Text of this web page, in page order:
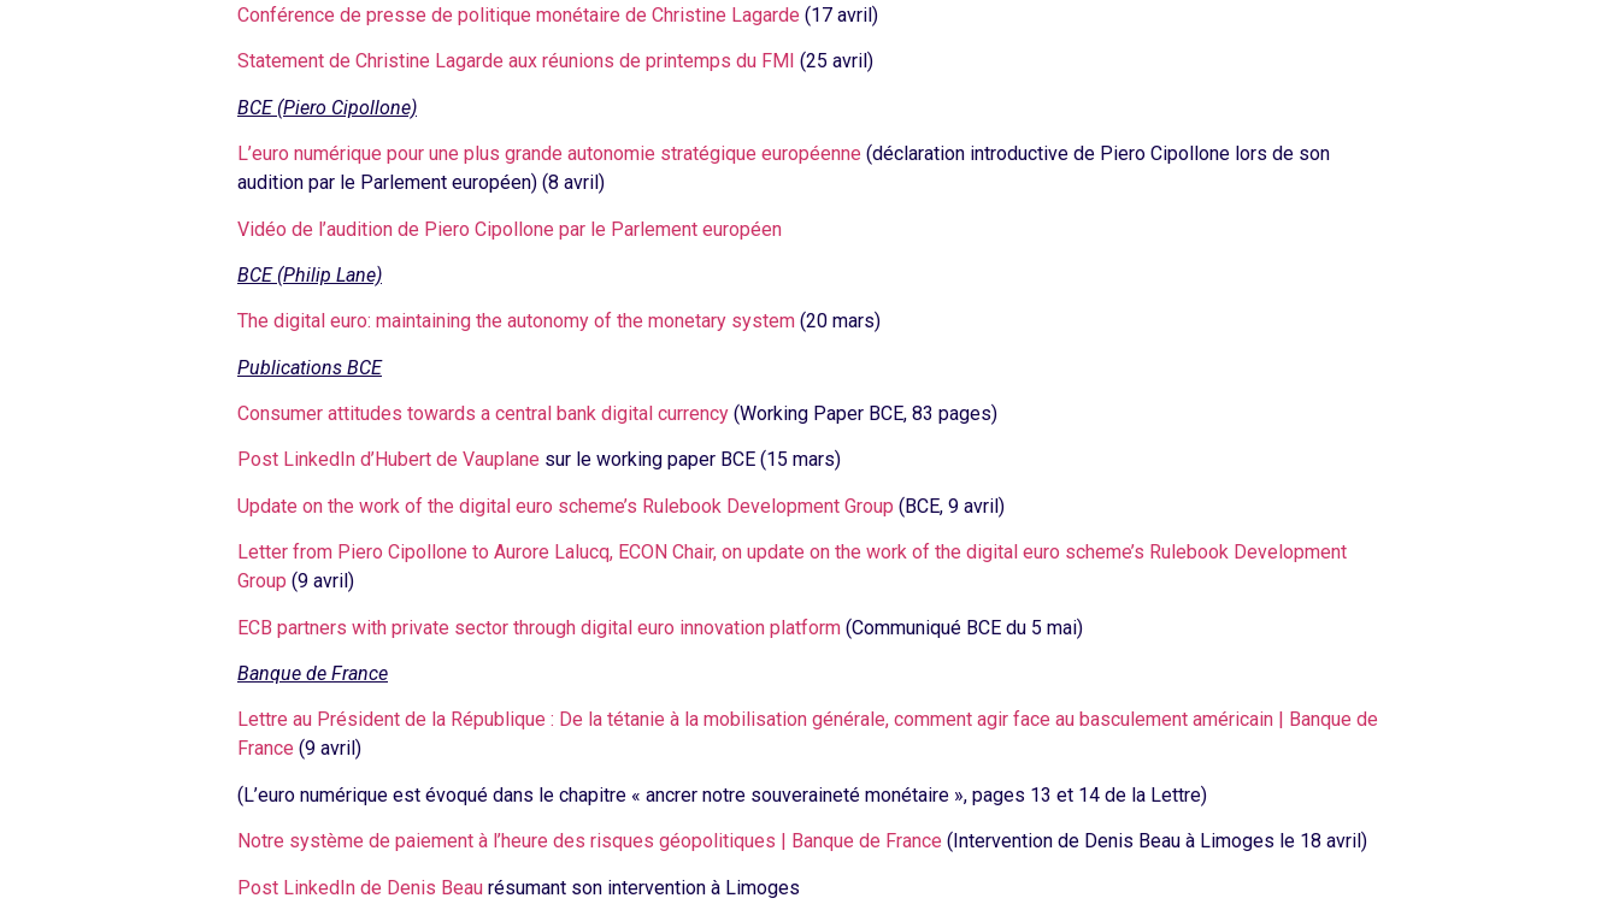
Conférence de presse de politique monétaire de Christine Lagarde (17 avril)
Statement de Christine Lagarde aux réunions de printemps du FMI (25 avril)
BCE (Piero Cipollone)
L’euro numérique pour une plus grande autonomie stratégique européenne (déclaration introductive de Piero Cipollone lors de son
audition par le Parlement européen) (8 avril)
Vidéo de l’audition de Piero Cipollone par le Parlement européen
BCE (Philip Lane)
The digital euro: maintaining the autonomy of the monetary system (20 mars)
Publications BCE
Consumer attitudes towards a central bank digital currency (Working Paper BCE, 83 pages)
Post LinkedIn d’Hubert de Vauplane sur le working paper BCE (15 mars)
Update on the work of the digital euro scheme’s Rulebook Development Group (BCE, 9 avril)
Letter from Piero Cipollone to Aurore Lalucq, ECON Chair, on update on the work of the digital euro scheme’s Rulebook Development
Group (9 avril)
ECB partners with private sector through digital euro innovation platform (Communiqué BCE du 5 mai)
Banque de France
Lettre au Président de la République : De la tétanie à la mobilisation générale, comment agir face au basculement américain | Banque de
France (9 avril)
(L’euro numérique est évoqué dans le chapitre « ancrer notre souveraineté monétaire », pages 13 et 14 de la Lettre)
Notre système de paiement à l’heure des risques géopolitiques | Banque de France (Intervention de Denis Beau à Limoges le 18 avril)
Post LinkedIn de Denis Beau résumant son intervention à Limoges